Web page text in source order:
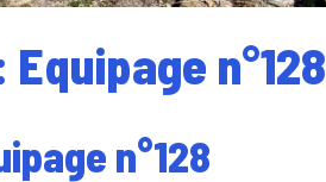
n°128
n°128